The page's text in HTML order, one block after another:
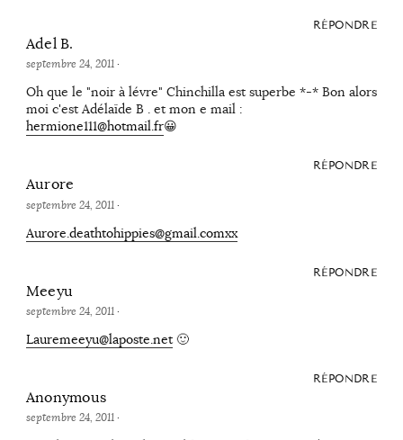
RÉPONDRE
Adel B.
septembre 24, 2011·
Oh que le "noir à lévre" Chinchilla est superbe *-* Bon alors
moi c'est Adélaïde B . et mon e mail :
hermione111@hotmail.fr😀
RÉPONDRE
Aurore
septembre 24, 2011·
Aurore.deathtohippies@gmail.comxx
RÉPONDRE
Meeyu
septembre 24, 2011·
Lauremeeyu@laposte.net🙂
RÉPONDRE
Anonymous
septembre 24, 2011·